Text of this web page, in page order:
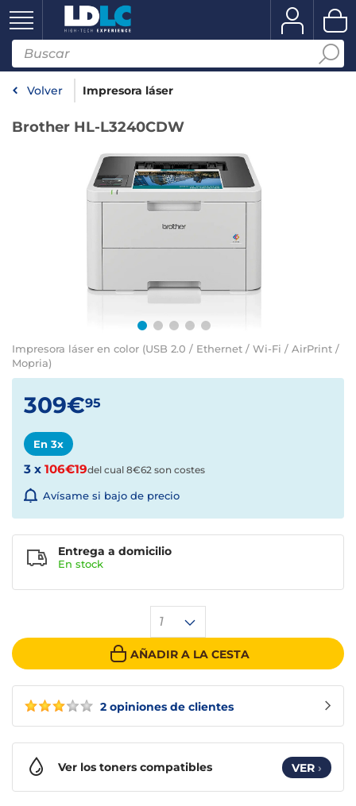
Volver Impresora láser
Brother HL-L3240CDW
Impresora láser en color (USB 2.0 / Ethernet / Wi-Fi / AirPrint /
Mopria)
2 opiniones de clientes
309€95
En 3x
3 x 106€19del cual 8€62 son costes
Avísame si bajo de precio
1
AÑADIR A LA CESTA
Entrega a domicilio
En stock
Ver los toners compatibles VER ›